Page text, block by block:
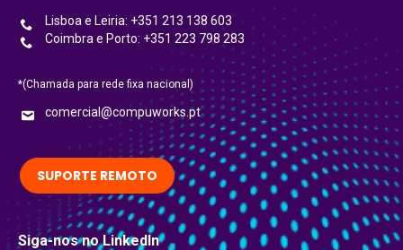
Lisboa e Leiria: +351 213 138 603
Coimbra e Porto: +351 223 798 283
*(Chamada para rede fixa nacional)
comercial@compuworks.pt
SUPORTE REMOTO
Siga-nos no LinkedIn